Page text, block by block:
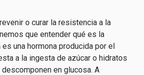
o curar la resistencia a la
que entender qué es la
es una hormona producida por el
a la ingesta de azúcar o hidratos
en glucosa. A